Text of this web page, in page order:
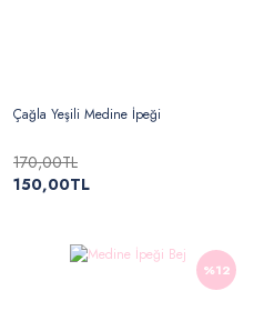
Çağla Yeşili Medine İpeği
170,00TL
150,00TL
%12